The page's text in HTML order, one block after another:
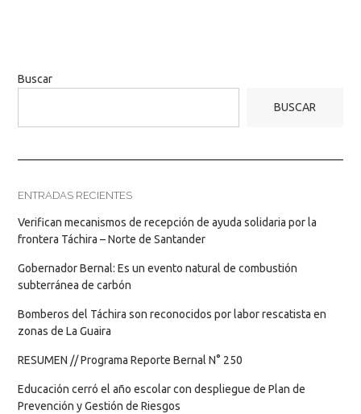
Buscar
BUSCAR
ENTRADAS RECIENTES
Verifican mecanismos de recepción de ayuda solidaria por la
frontera Táchira – Norte de Santander
Gobernador Bernal: Es un evento natural de combustión
subterránea de carbón
Bomberos del Táchira son reconocidos por labor rescatista en
zonas de La Guaira
RESUMEN // Programa Reporte Bernal N° 250
Educación cerró el año escolar con despliegue de Plan de
Prevención y Gestión de Riesgos